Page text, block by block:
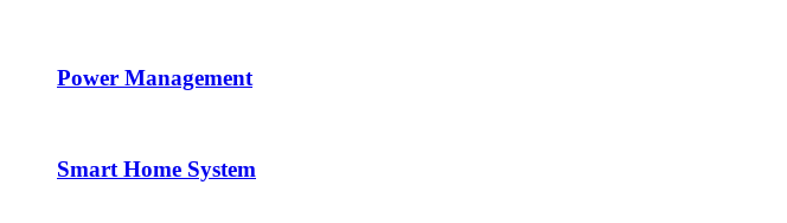
Power Management
Smart Home System